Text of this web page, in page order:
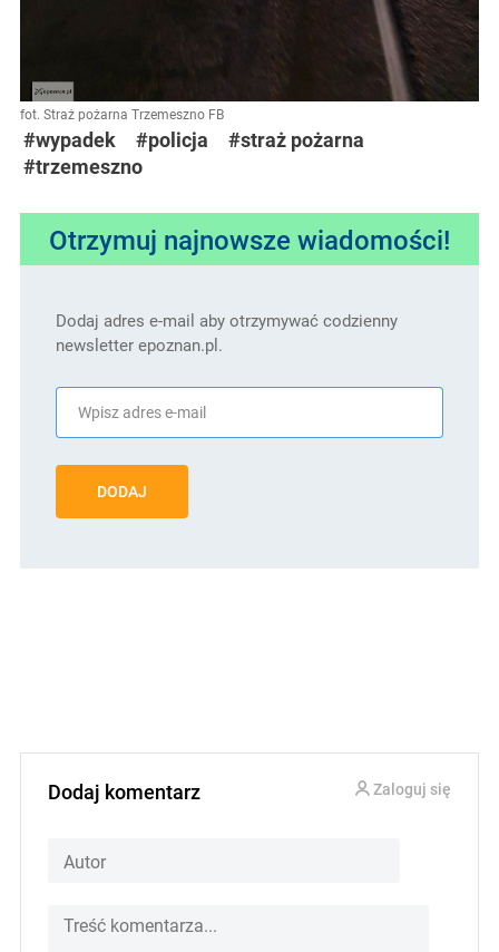
fot. Straż pożarna Trzemeszno FB
#wypadek #policja
#straż pożarna
#trzemeszno
Otrzymuj najnowsze wiadomości!
Dodaj adres e-mail aby otrzymywać codzienny
newsletter epoznan.pl.
DODAJ
Dodaj komentarz Zaloguj się